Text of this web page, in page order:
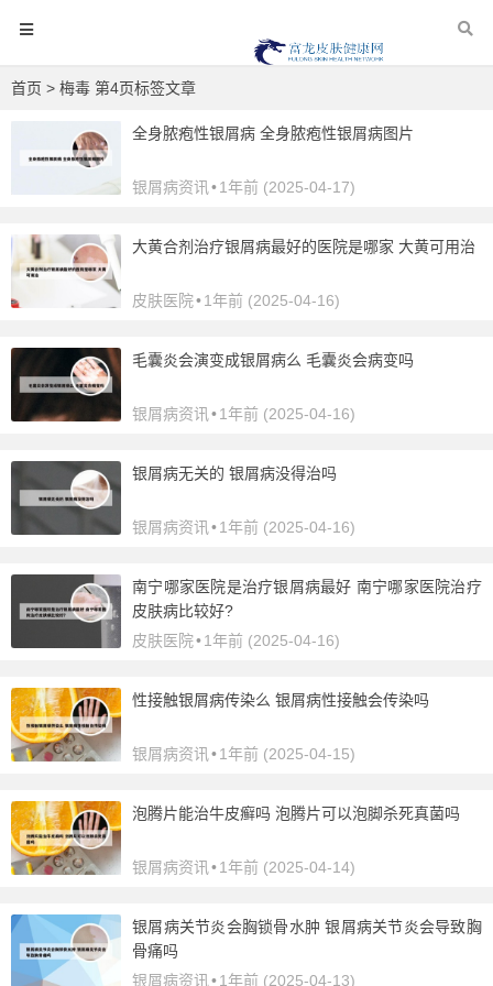
首页 > 梅毒 第4页标签文章
全身脓疱性银屑病 全身脓疱性银屑病图片
银屑病资讯 •1年前 (2025-04-17)
大黄合剂治疗银屑病最好的医院是哪家 大黄可用治
皮肤医院•1年前 (2025-04-16)
毛囊炎会演变成银屑病么 毛囊炎会病变吗
银屑病资讯 •1年前 (2025-04-16)
银屑病无关的 银屑病没得治吗
银屑病资讯 •1年前 (2025-04-16)
南宁哪家医院是治疗银屑病最好 南宁哪家医院治疗
皮肤病比较好?
皮肤医院•1年前 (2025-04-16)
性接触银屑病传染么 银屑病性接触会传染吗
银屑病资讯 •1年前 (2025-04-15)
泡腾片能治牛皮癣吗 泡腾片可以泡脚杀死真菌吗
银屑病资讯 •1年前 (2025-04-14)
银屑病关节炎会胸锁骨水肿 银屑病关节炎会导致胸
骨痛吗
银屑病资讯 •1年前 (2025-04-13)